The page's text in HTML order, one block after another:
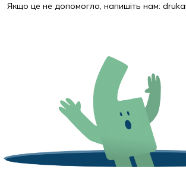
Якщо це не допомогло, напишіть нам: